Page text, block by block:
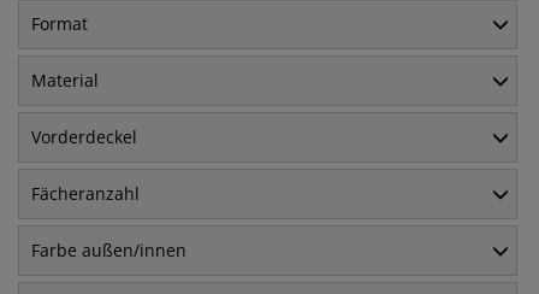
Format
Material
Vorderdeckel
Fächeranzahl
Farbe außen/innen